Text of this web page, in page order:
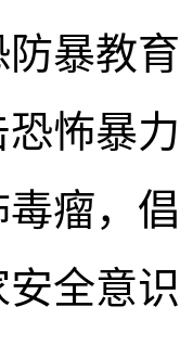
教育
暴力
瘤，倡
意识